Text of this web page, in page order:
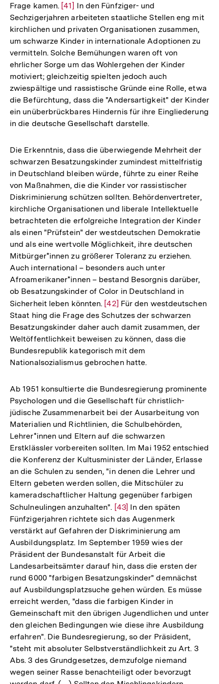
Frage kamen. Zur
Auflösung
der
Fußnote
[41] In den Fünfziger- und
Sechzigerjahren arbeiteten staatliche Stellen eng mit
kirchlichen und privaten Organisationen zusammen,
um schwarze Kinder in internationale Adoptionen zu
vermitteln. Solche Bemühungen waren oft von
ehrlicher Sorge um das Wohlergehen der Kinder
motiviert; gleichzeitig spielten jedoch auch
zwiespältige und rassistische Gründe eine Rolle, etwa
die Befürchtung, dass die "Andersartigkeit" der Kinder
ein unüberbrückbares Hindernis für ihre Eingliederung
in die deutsche Gesellschaft darstelle.
Die Erkenntnis, dass die überwiegende Mehrheit der
schwarzen Besatzungskinder zumindest mittelfristig
in Deutschland bleiben würde, führte zu einer Reihe
von Maßnahmen, die die Kinder vor rassistischer
Diskriminierung schützen sollten. Behördenvertreter,
kirchliche Organisationen und liberale Intellektuelle
betrachteten die erfolgreiche Integration der Kinder
als einen "Prüfstein" der westdeutschen Demokratie
und als eine wertvolle Möglichkeit, ihre deutschen
Mitbürger*innen zu größerer Toleranz zu erziehen.
Auch international – besonders auch unter
Afroamerikaner*innen – bestand Besorgnis darüber,
ob Besatzungskinder of Color in Deutschland in
Sicherheit leben könnten. Zur
Auflösung
der
Fußnote
[42] Für den westdeutschen
Staat hing die Frage des Schutzes der schwarzen
Besatzungskinder daher auch damit zusammen, der
Weltöffentlichkeit beweisen zu können, dass die
Bundesrepublik kategorisch mit dem
Nationalsozialismus gebrochen hatte.
Ab 1951 konsultierte die Bundesregierung prominente
Psychologen und die Gesellschaft für christlich-
jüdische Zusammenarbeit bei der Ausarbeitung von
Materialien und Richtlinien, die Schulbehörden,
Lehrer*innen und Eltern auf die schwarzen
Erstklässler vorbereiten sollten. Im Mai 1952 entschied
die Konferenz der Kultusminister der Länder, Erlasse
an die Schulen zu senden, "in denen die Lehrer und
Eltern gebeten werden sollen, die Mitschüler zu
kameradschaftlicher Haltung gegenüber farbigen
Schulneulingen anzuhalten". Zur
Auflösung
der
Fußnote
[43] In den späten
Fünfzigerjahren richtete sich das Augenmerk
verstärkt auf Gefahren der Diskriminierung am
Ausbildungsplatz. Im September 1959 wies der
Präsident der Bundesanstalt für Arbeit die
Landesarbeitsämter darauf hin, dass die ersten der
rund 6000 "farbigen Besatzungskinder" demnächst
auf Ausbildungsplatzsuche gehen würden. Es müsse
erreicht werden, "dass die farbigen Kinder in
Gemeinschaft mit den übrigen Jugendlichen und unter
den gleichen Bedingungen wie diese ihre Ausbildung
erfahren". Die Bundesregierung, so der Präsident,
"steht mit absoluter Selbstverständlichkeit zu Art. 3
Abs. 3 des Grundgesetzes, demzufolge niemand
wegen seiner Rasse benachteiligt oder bevorzugt